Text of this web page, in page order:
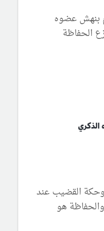
بنهش عضوه
الحفاظة
القضيب عند
هو